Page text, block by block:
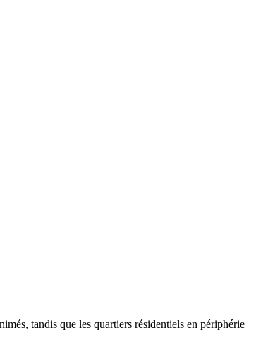
tandis que les quartiers résidentiels en périphérie